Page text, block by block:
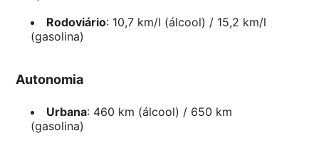
Rodoviário: 10,7 km/l (álcool) / 15,2 km/l
(gasolina)
Autonomia
Urbana: 460 km (álcool) / 650 km
(gasolina)